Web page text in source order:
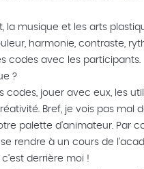
la musique et les arts
harmonie, contraste,
codes avec les participants.
?
codes, jouer avec eux, les
Bref, je vois pas mal
palette d'animateur. Par
rendre à un cours de
derrière moi !